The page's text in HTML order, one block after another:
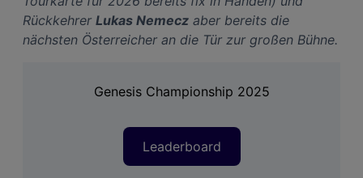
Rückkehrer Lukas Nemecz aber bereits die
nächsten Österreicher an die Tür zur großen Bühne.
Genesis Championship 2025
Leaderboard